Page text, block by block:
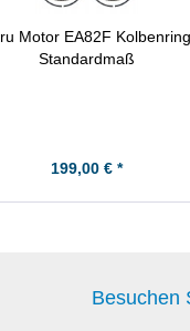
Motor EA82F
Standardmaß
199,00 € *
Besuchen